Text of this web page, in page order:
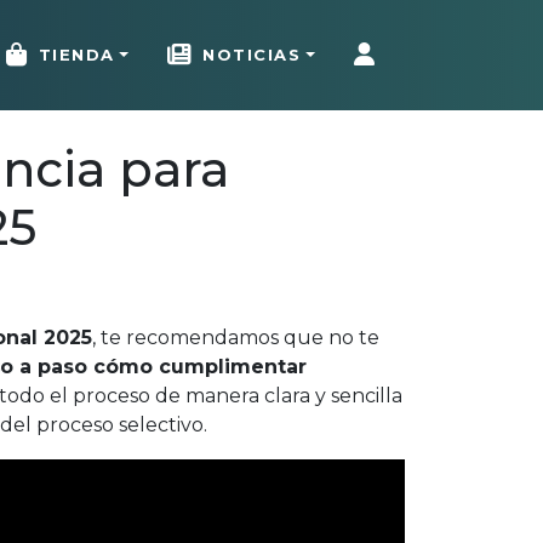
TIENDA NOTICIAS
para
2025, te recomendamos que no te
a paso cómo cumplimentar
el proceso de manera clara y sencilla
proceso selectivo.